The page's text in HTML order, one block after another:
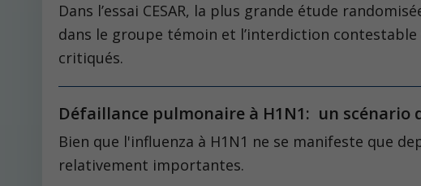
Dans l’essai CESAR, la plus grande étude
dans le groupe témoin et l’interdiction
critiqués.
Défaillance pulmonaire à H1N1: un scénario
Bien que l'influenza à H1N1 ne se manifeste que
relativement importantes.